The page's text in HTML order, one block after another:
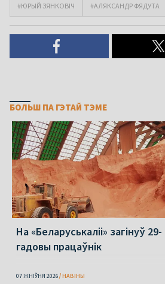
#ЮРЫЙ ЗЯНКОВІЧ #АЛЯКСАНДР ФЯДУТА
БОЛЬШ ПА ГЭТАЙ ТЭМЕ
На «Беларуськаліі» загінуў 29-
гадовы працаўнік
07 ЖНІЎНЯ 2026 НАВІНЫ